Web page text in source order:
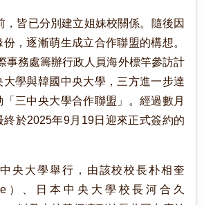
，皆已分別建立姐妹校關係。隨後因
份，逐漸萌生成立合作聯盟的構想。
事務處籌辦行政人員海外標竿參訪計
學與韓國中央大學，三方進一步達
「三中央大學合作聯盟」。經過數月
終於2025年9月19日迎來正式簽約的
央大學舉行，由該校校長朴相奎
）、日本中央大學校長河合久